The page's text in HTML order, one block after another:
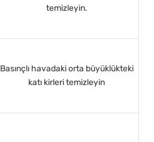
temizleyin.
Basınçlı havadaki orta büyüklükteki
katı kirleri temizleyin